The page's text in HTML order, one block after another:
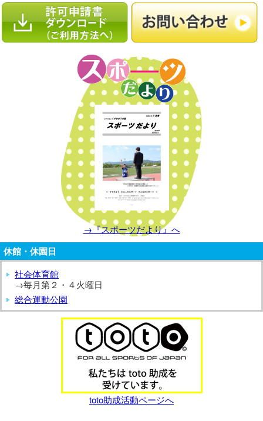
→『スポーツだより』へ
休館・休園日
社会体育館
→毎月第２・４火曜日
総合運動公園
toto助成活動ページへ